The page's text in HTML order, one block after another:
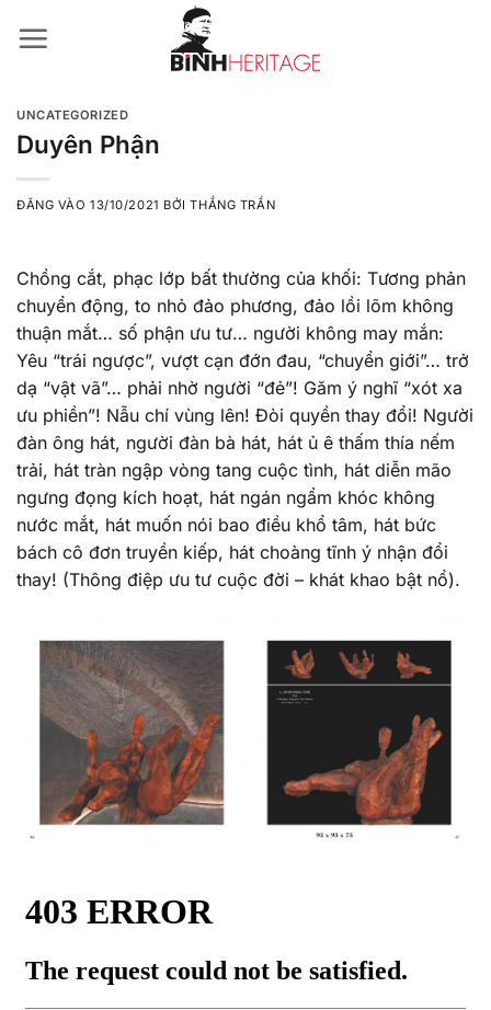
qua
UNCATEGORIZED
Duyên Phận
ĐĂNG VÀO13/10/2021 BỞITHẮNG TRẦN
Chồng cắt, phạc lớp bất thường của khối: Tương phản
chuyển động, to nhỏ đảo phương, đảo lồi lõm không
thuận mắt… số phận ưu tư… người không may mắn:
Yêu “trái ngược”, vượt cạn đớn đau, “chuyển giới”… trở
dạ “vật vã”… phải nhờ người “đẻ”! Găm ý nghĩ “xót xa
ưu phiền”! Nẫu chí vùng lên! Đòi quyền thay đổi! Người
đàn ông hát, người đàn bà hát, hát ủ ê thấm thía nếm
trải, hát tràn ngập vòng tang cuộc tình, hát diễn mão
ngưng đọng kích hoạt, hát ngán ngẩm khóc không
nước mắt, hát muốn nói bao điều khổ tâm, hát bức
bách cô đơn truyền kiếp, hát choàng tĩnh ý nhận đổi
thay! (Thông điệp ưu tư cuộc đời – khát khao bật nổ).